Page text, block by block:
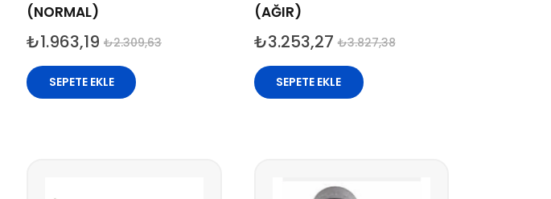
(NORMAL)
₺2.309,63
₺1.963,19
SEPETE EKLE
(AĞIR)
₺3.827,38
₺3.253,27
SEPETE EKLE